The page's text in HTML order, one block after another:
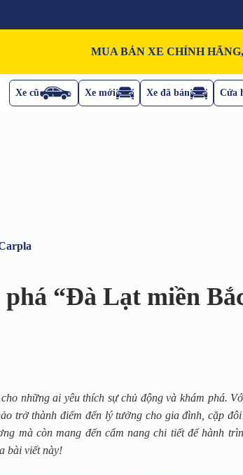
MUA BÁN XE CHÍNH
Xe cũ Xe mới Xe đã bán Cửa
“Đà Lạt miền
những ai yêu thích sự chủ động và khám phá.
trở thành điểm đến lý tưởng cho gia đình, cặp đôi
mà còn mang đến cẩm nang chi tiết để hành
bài viết này!